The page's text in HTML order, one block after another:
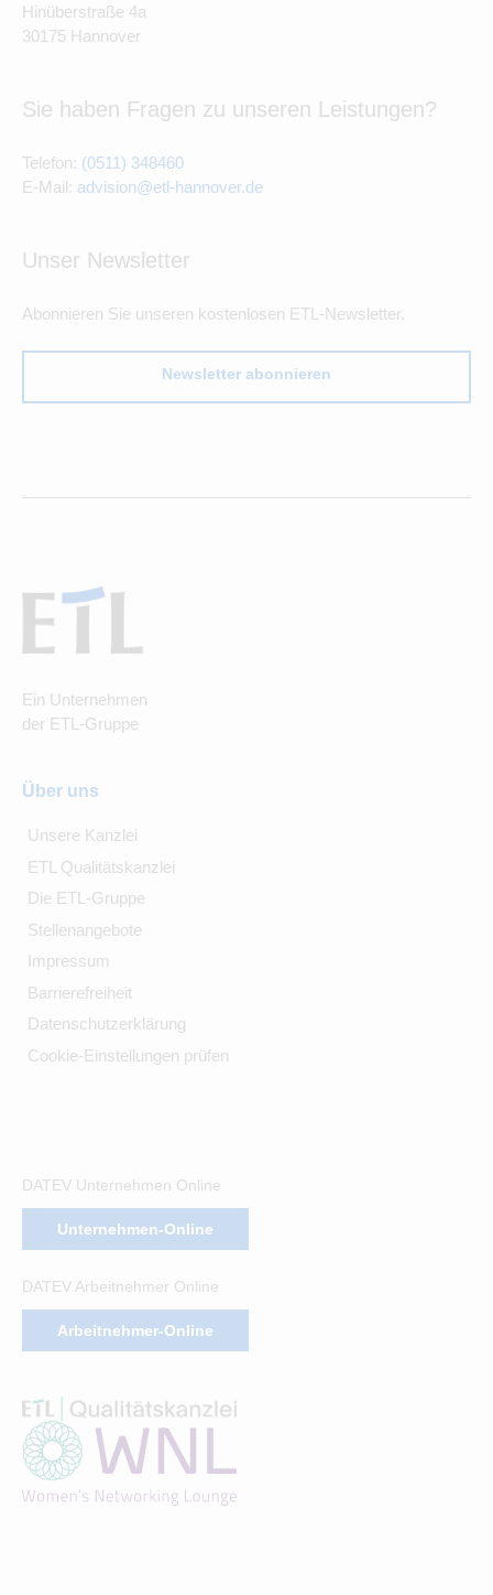
Hinüberstraße 4a
30175 Hannover
Sie haben Fragen zu unseren Leistungen?
Telefon: (0511) 348460
E-Mail: advision@etl-hannover.de
Unser Newsletter
Abonnieren Sie unseren kostenlosen ETL-Newsletter.
Newsletter abonnieren
Ein Unternehmen
der ETL-Gruppe
Über uns
Unsere Kanzlei
ETL Qualitätskanzlei
Die ETL-Gruppe
Stellenangebote
Impressum
Barrierefreiheit
Datenschutzerklärung
Cookie-Einstellungen prüfen
DATEV Unternehmen Online
Unternehmen-Online
DATEV Arbeitnehmer Online
Arbeitnehmer-Online